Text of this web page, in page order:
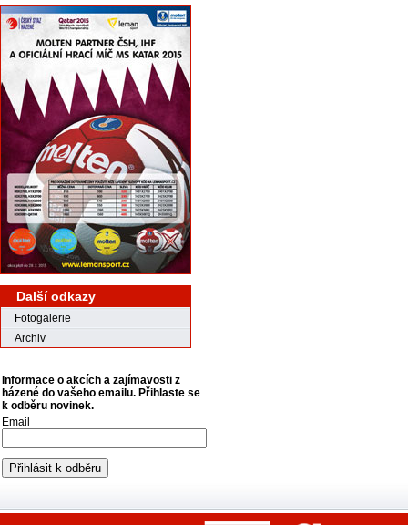
Další odkazy
Fotogalerie
Archiv
Informace o akcích a zajímavosti z
házené do vašeho emailu. Přihlaste se
k odběru novinek.
Email